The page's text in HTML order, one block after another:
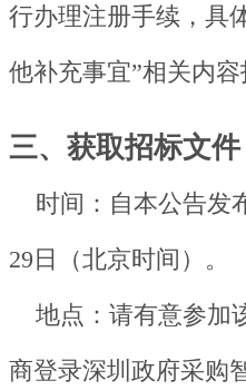
行办理注册手续，具
他补充事宜”相关内容
三、获取招标文件
时间：自本公告发
29日（北京时间）。
地点：请有意参加
商登录深圳政府采购